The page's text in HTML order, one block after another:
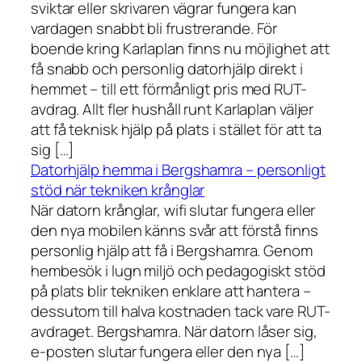
sviktar eller skrivaren vägrar fungera kan
vardagen snabbt bli frustrerande. För
boende kring Karlaplan finns nu möjlighet att
få snabb och personlig datorhjälp direkt i
hemmet – till ett förmånligt pris med RUT-
avdrag. Allt fler hushåll runt Karlaplan väljer
att få teknisk hjälp på plats i stället för att ta
sig […]
Datorhjälp hemma i Bergshamra – personligt
stöd när tekniken krånglar
När datorn krånglar, wifi slutar fungera eller
den nya mobilen känns svår att förstå finns
personlig hjälp att få i Bergshamra. Genom
hembesök i lugn miljö och pedagogiskt stöd
på plats blir tekniken enklare att hantera –
dessutom till halva kostnaden tack vare RUT-
avdraget. Bergshamra. När datorn låser sig,
e-posten slutar fungera eller den nya […]